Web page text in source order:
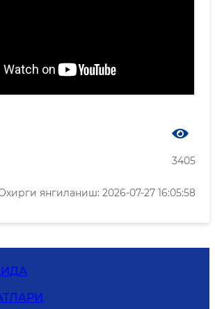
3405
янгиланиш: 2026-07-27 16:05:58